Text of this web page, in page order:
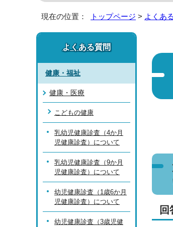
現在の位置： トップページ > よくあ
回
よくある質問
健康・福祉
健康・医療
こどもの健康
乳幼児健康診査（4か月
児健康診査）について
乳幼児健康診査（9か月
児健康診査）について
幼児健康診査（1歳6か月
児健康診査）について
幼児健康診査（3歳児健